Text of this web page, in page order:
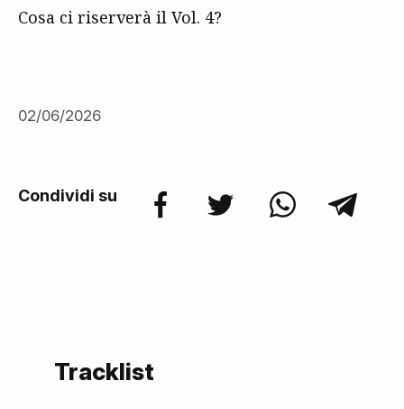
Cosa ci riserverà il Vol. 4?
02/06/2026
Condividi su
Tracklist